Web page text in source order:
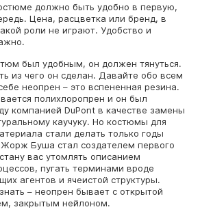
должно быть удобно в первую,
Цена, расцветка или бренд, в
роли не играют. Удобство и
был удобным, он должен тянуться.
из чего он сделан. Давайте обо всем
неопрен – это вспененная резина.
полихлоропрен и он был
компанией DuPont в качестве замены
каучуку. Но костюмы для
стали делать только годы
Жорж Буша стал создателем первого
вас утомлять описанием
пугать терминами вроде
агентов и ячеистой структуры.
– неопрен бывает с открытой
закрытым нейлоном.